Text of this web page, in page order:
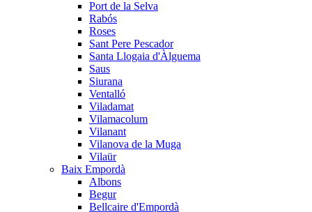
Port de la Selva
Rabós
Roses
Sant Pere Pescador
Santa Llogaia d'Àlguema
Saus
Siurana
Ventalló
Viladamat
Vilamacolum
Vilanant
Vilanova de la Muga
Vilaür
Baix Empordà
Albons
Begur
Bellcaire d'Empordà